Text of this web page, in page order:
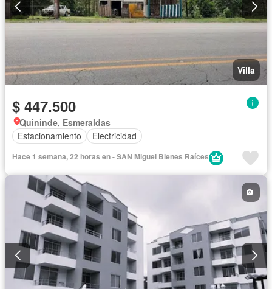
Villa
$ 447.500
Quininde, Esmeraldas
Estacionamiento
Electricidad
Hace 1 semana, 22 horas en - SAN Miguel Bienes Raíces